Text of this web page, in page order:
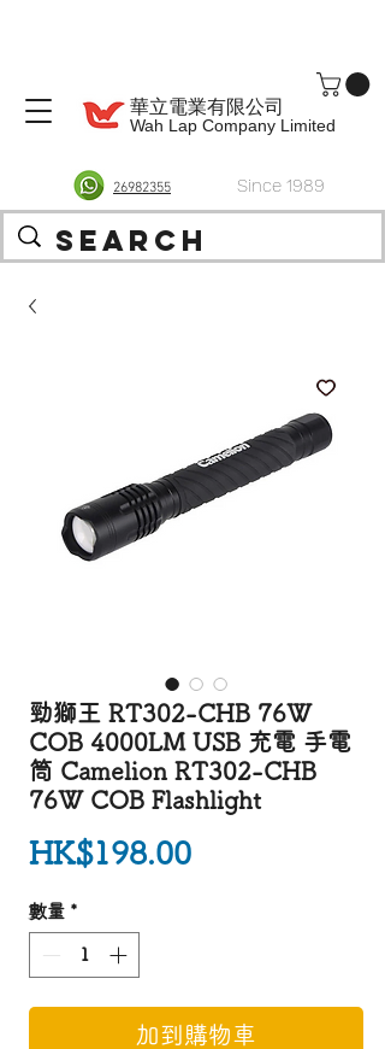
華立電業有限公司
Wah Lap Company Limited
Since 1989
26982355
勁獅王 RT302-CHB 76W
COB 4000LM USB 充電 手電
筒 Camelion RT302-CHB
76W COB Flashlight
HK$198.00價格
數量 *
加到購物車